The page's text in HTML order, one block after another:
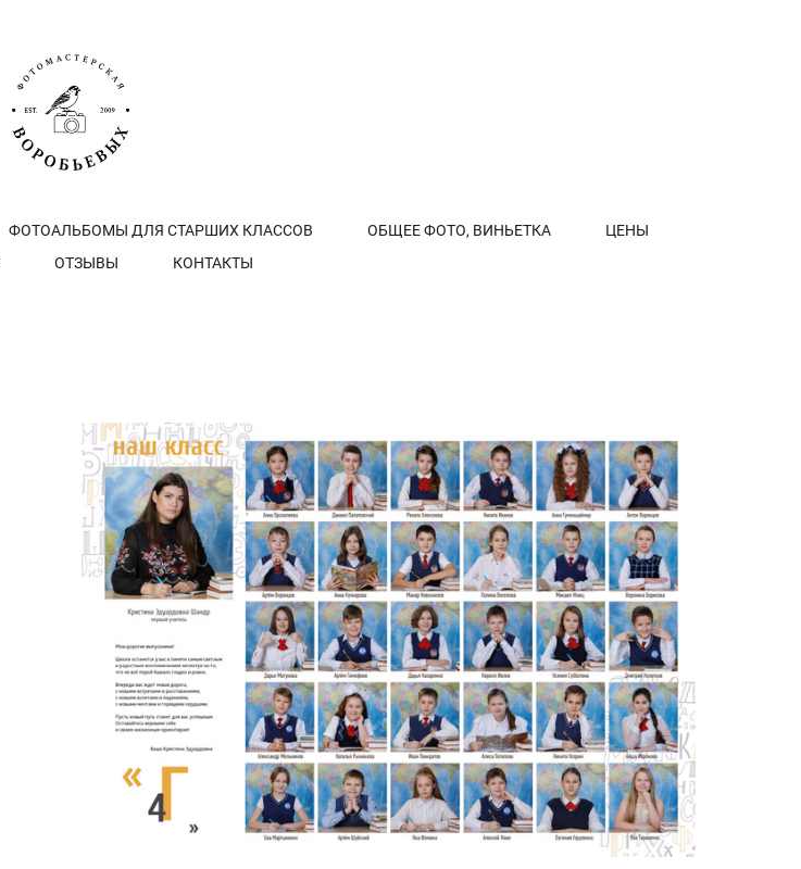
ФОТОАЛЬБОМЫ ДЛЯ СТАРШИХ КЛАССОВ ОБЩЕЕ ФОТО, ВИНЬЕТКА
ЦЕНЫ
ОТЗЫВЫ КОНТАКТЫ